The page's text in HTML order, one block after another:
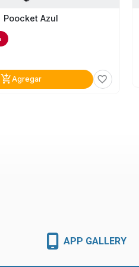
Poocket Azul
add_shopping_cartAgregar favorite_border
APP GALLERY